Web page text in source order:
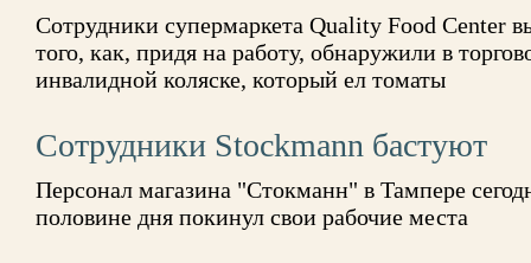
Сотрудники супермаркета Quality Food Center
того, как, придя на работу, обнаружили в
инвалидной коляске, который ел томаты
Сотрудники Stockmann бастуют
Персонал магазина "Стокманн" в Тампере
половине дня покинул свои рабочие места